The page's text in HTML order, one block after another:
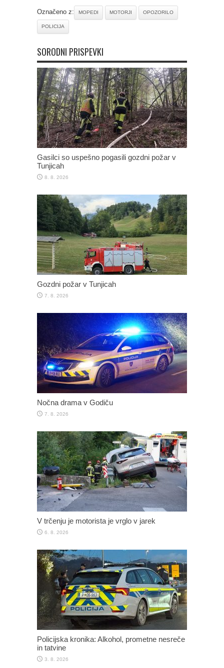
Označeno z: MOPEDI MOTORJI OPOZORILO
POLICIJA
SORODNI PRISPEVKI
Gasilci so uspešno pogasili gozdni požar v
Tunjicah
8. 8. 2026
Gozdni požar v Tunjicah
7. 8. 2026
Nočna drama v Godiču
7. 8. 2026
V trčenju je motorista je vrglo v jarek
6. 8. 2026
Policijska kronika: Alkohol, prometne nesreče
in tatvine
3. 8. 2026